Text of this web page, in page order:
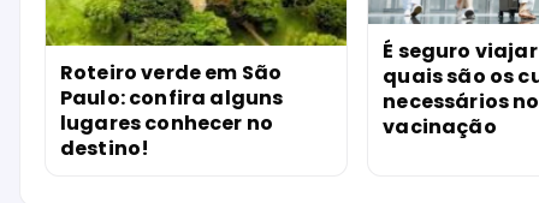
Roteiro verde em São
Paulo: confira alguns
lugares conhecer no
destino!
É seguro
quais são os
necessários
vacinação